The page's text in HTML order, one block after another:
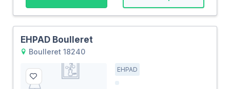
EHPAD Boulleret
Boulleret 18240
EHPAD